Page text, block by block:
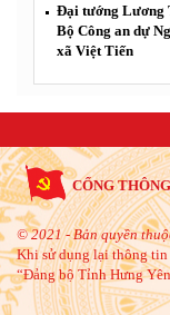
Đại tướng Lương
Bộ Công an dự
xã Việt Tiến
CỔNG
© 2021 - Bản quyền
Khi sử dụng lại thông
“Đảng bộ Tỉnh Hưng